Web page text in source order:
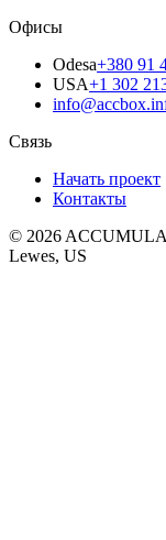
Офисы
Odesa+380 91
USA+1 302
Связь
Начать проект
Контакты
© 2026
Lewes, US